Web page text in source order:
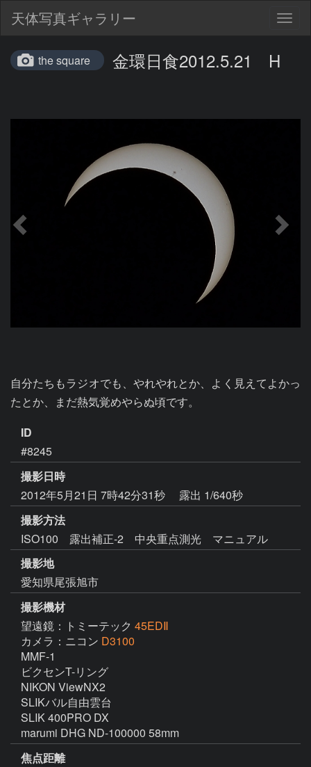
天体写真ギャラリー
the square 金環日食2012.5.21 H
自分たちもラジオでも、やれやれとか、よく見えてよかっ
ID
#8245
撮影日時
2012年5月21日 7時42分31秒
露出 1/640秒
撮影方法
ISO100 露出補正-2 中央重点測光 マニュアル
撮影地
愛知県尾張旭市
撮影機材
望遠鏡：トミーテック 45EDⅡ
カメラ：ニコン D3100
MMF-1
ビクセンT-リング
NIKON ViewNX2
SLIKバル自由雲台
SLIK 400PRO DX
marumi DHG ND-100000 58mm
焦点距離